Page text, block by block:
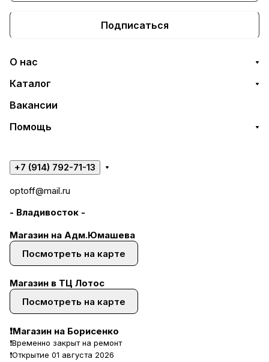
Подписаться
О нас
Каталог
Вакансии
Помощь
+7 (914) 792-71-13
optoff@mail.ru
- Владивосток -
Магазин на Адм.Юмашева
Посмотреть на карте
Магазин в ТЦ Лотос
Посмотреть на карте
❗Магазин на Борисенко
❗Временно закрыт на ремонт
❗Открытие 01 августа 2026